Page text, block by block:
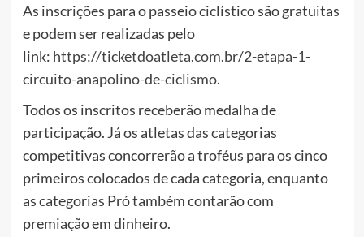
As inscrições para o passeio ciclístico são gratuitas
e podem ser realizadas pelo
link: https://ticketdoatleta.com.br/2-etapa-1-
circuito-anapolino-de-ciclismo.
Todos os inscritos receberão medalha de
participação. Já os atletas das categorias
competitivas concorrerão a troféus para os cinco
primeiros colocados de cada categoria, enquanto
as categorias Pró também contarão com
premiação em dinheiro.